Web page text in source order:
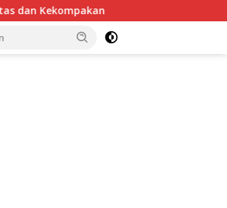
Polresta Malang Kota Ringkus